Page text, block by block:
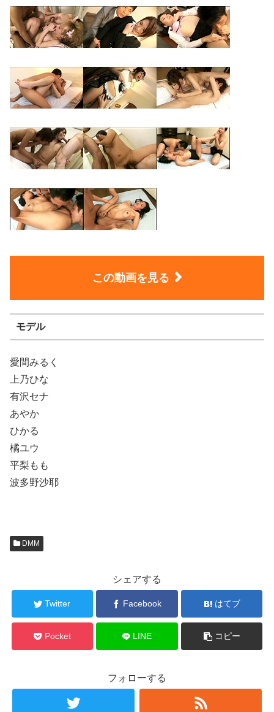
この動画を見る
モデル
愛間みるく
上乃ひな
有沢セナ
あやか
ひかる
橘ユウ
平梨もも
波多野沙耶
DMM
シェアする
Twitter Facebook はてブ
Pocket LINE コピー
フォローする